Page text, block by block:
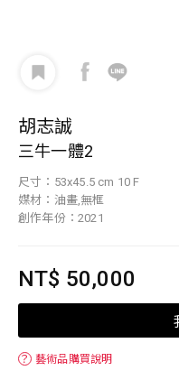
胡志誠
三牛一體2
尺寸：53x45.5 cm 10 F
媒材：油畫,無框
創作年份：2021
NT$ 50,000
？ 藝術品購買說明